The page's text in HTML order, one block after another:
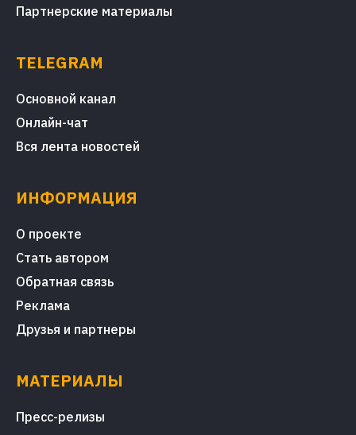
Партнерские материалы
TELEGRAM
Основной канал
Онлайн-чат
Вся лента новостей
ИНФОРМАЦИЯ
О проекте
Стать автором
Обратная связь
Реклама
Друзья и партнеры
МАТЕРИАЛЫ
Пресс-релизы